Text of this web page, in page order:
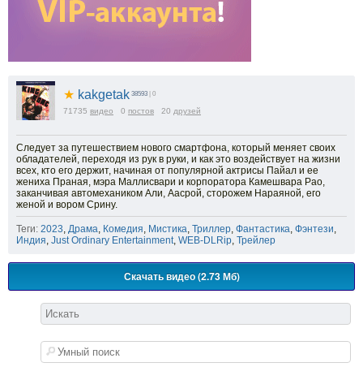
★ kakgetak 38593 | 0
71735 видео 0 постов 20 друзей
Следует за путешествием нового смартфона, который меняет своих
обладателей, переходя из рук в руки, и как это воздействует на жизни
всех, кто его держит, начиная от популярной актрисы Пайал и ее
жениха Праная, мэра Маллисвари и корпоратора Камешвара Рао,
заканчивая автомехаником Али, Аасрой, сторожем Нараяной, его
женой и вором Срину.
Теги: 2023, Драма, Комедия, Мистика, Триллер, Фантастика, Фэнтези,
Индия, Just Ordinary Entertainment, WEB-DLRip, Трейлер
Скачать видео (2.73 Мб)